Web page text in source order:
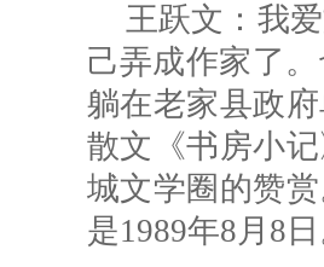
王跃文：我
己弄成作家了
躺在老家县政
散文《书房小
城文学圈的赞
是1989年8月8